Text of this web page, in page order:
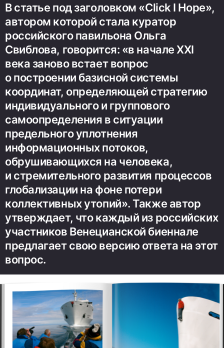
В статье под заголовком «Click I Hope»,
автором которой стала куратор
российского павильона Ольга
Свиблова, говорится: «в начале ХХI
века заново встает вопрос
о построении базисной системы
координат, определяющей стратегию
индивидуального и группового
самоопределения в ситуации
предельного уплотнения
информационных потоков,
обрушивающихся на человека,
и стремительного развития процессов
глобализации на фоне потери
коллективных утопий». Также автор
утверждает, что каждый из российских
участников Венецианской биеннале
предлагает свою версию ответа на этот
вопрос.